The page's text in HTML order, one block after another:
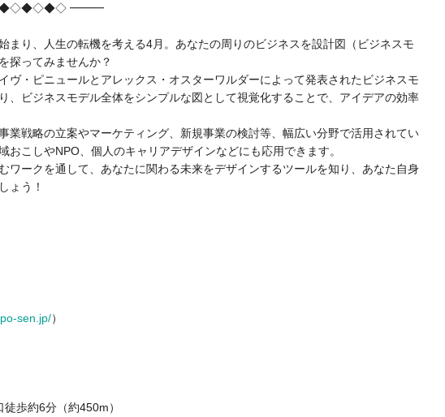
━━━
り、人生の転機を考える4月。あなたの周りのビジネスを設計図（ビジネスモ
探ってみませんか？
・ピニュールとアレックス・オスターワルダーによって発表されたビジネスモ
、ビジネスモデル全体をシンプルな図として視覚化することで、アイデアの効率
業戦略の立案やマーケティング、 新規事業の検討等、 幅広い分野で活用されてい
おこしやNPO、個人のキャリアデザインなどにも応用できます。
ークを通して、あなたに関わる未来をデザインするツールを知り、あなた自身
ょう ！
sen.jp/）
歩約6分（約450m）